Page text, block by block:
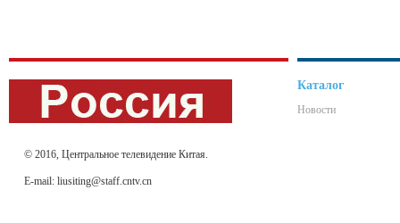
© 2016, Центральное телевидение Китая.
E-mail: liusiting@staff.cntv.cn
Каталог
Новости